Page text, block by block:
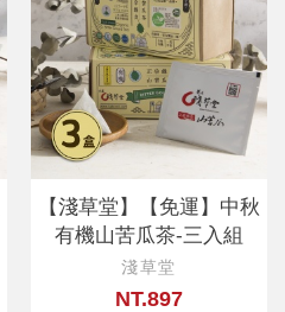
【淺草堂】【免運】中秋
有機山苦瓜茶-三入組
淺草堂
NT.897